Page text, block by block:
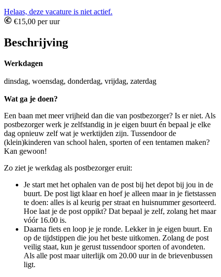
Helaas, deze vacature is niet actief.
€15,00 per uur
Beschrijving
Werkdagen
dinsdag, woensdag, donderdag, vrijdag, zaterdag
Wat ga je doen?
Een baan met meer vrijheid dan die van postbezorger? Is er niet. Als
postbezorger werk je zelfstandig in je eigen buurt én bepaal je elke
dag opnieuw zelf wat je werktijden zijn. Tussendoor de
(klein)kinderen van school halen, sporten of een tentamen maken?
Kan gewoon!
Zo ziet je werkdag als postbezorger eruit:
Je start met het ophalen van de post bij het depot bij jou in de
buurt. De post ligt klaar en hoef je alleen maar in je fietstassen
te doen: alles is al keurig per straat en huisnummer gesorteerd.
Hoe laat je de post oppikt? Dat bepaal je zelf, zolang het maar
vóór 16.00 is.
Daarna fiets en loop je je ronde. Lekker in je eigen buurt. En
op de tijdstippen die jou het beste uitkomen. Zolang de post
veilig staat, kun je gerust tussendoor sporten of avondeten.
Als alle post maar uiterlijk om 20.00 uur in de brievenbussen
ligt.